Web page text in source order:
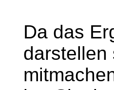
Da das
darstellen